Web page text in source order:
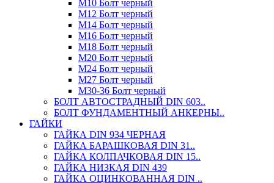
М10 Болт черный
М12 Болт черный
М14 Болт черный
М16 Болт черный
М18 Болт черный
М20 Болт черный
М24 Болт черный
М27 Болт черный
М30-36 Болт черный
БОЛТ АВТОСТРАДНЫЙ DIN 603..
БОЛТ ФУНДАМЕНТНЫЙ АНКЕРНЫ..
ГАЙКИ
ГАЙКА DIN 934 ЧЕРНАЯ
ГАЙКА БАРАШКОВАЯ DIN 31..
ГАЙКА КОЛПАЧКОВАЯ DIN 15..
ГАЙКА НИЗКАЯ DIN 439
ГАЙКА ОЦИНКОВАННАЯ DIN ..